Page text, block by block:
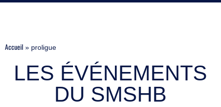
Accueil » proligue
LES ÉVÉNEMENTS
DU SMSHB